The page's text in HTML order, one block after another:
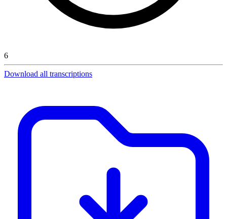
6
Download all transcriptions